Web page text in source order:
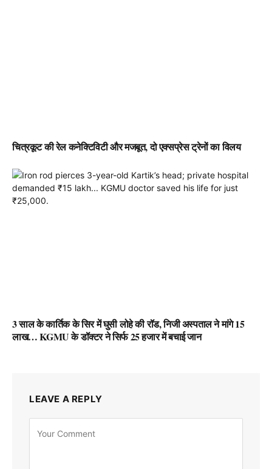
चित्रकूट की रेल कनेक्टिविटी और मजबूत, दो एक्सप्रेस ट्रेनों का विलय
3 साल के कार्तिक के सिर में घुसी लोहे की रॉड, निजी अस्पताल ने मांगे 15
लाख… KGMU के डॉक्टर ने सिर्फ 25 हजार में बचाई जान
LEAVE A REPLY